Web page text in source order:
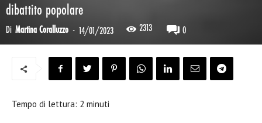
dibattito popolare
Di Martina Coralluzzo - 14/01/2023 2313 0
Tempo di lettura: 2 minuti